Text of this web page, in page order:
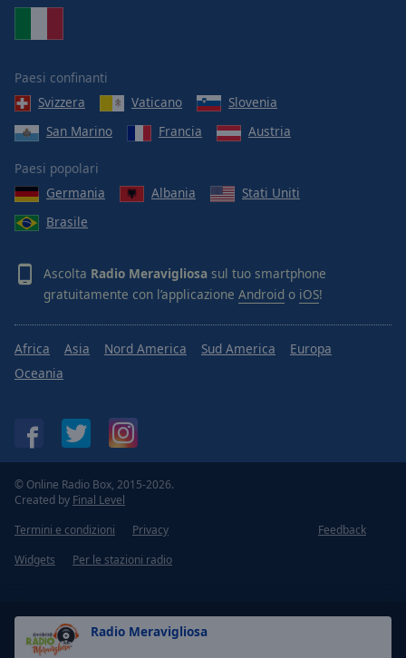
Radio Meravigliosa
Paesi confinanti
Svizzera
Vaticano
Slovenia
San Marino
Francia Austria
Paesi popolari
Germania
Albania
Stati Uniti
Brasile
Ascolta Radio Meravigliosa sul tuo smartphone
gratuitamente con l’applicazione Android o iOS!
Africa Asia Nord America Sud America
Europa
Oceania
© Online Radio Box, 2015-2026.
Created by Final Level
Termini e condizioni
Privacy
Feedback
Widgets
Per le stazioni radio